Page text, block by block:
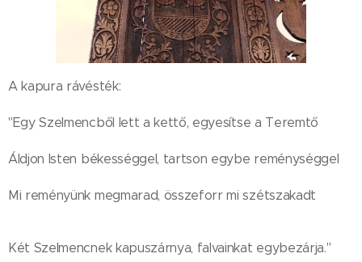
A kapura rávésték:
"Egy Szelmencből lett a kettő, egyesítse a Teremtő
Áldjon Isten békességgel, tartson egybe reménységgel
Mi reményünk megmarad, összeforr mi szétszakadt
Két Szelmencnek kapuszárnya, falvainkat egybezárja."